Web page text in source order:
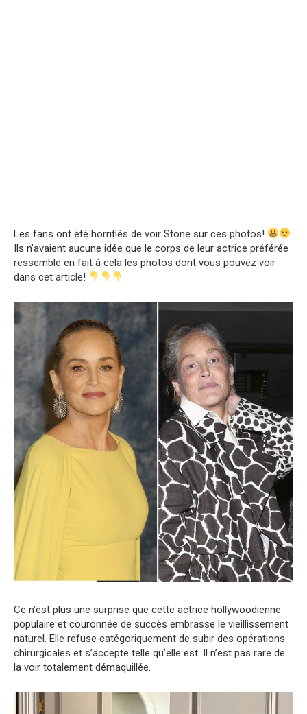
Les fans ont été horrifiés de voir Stone sur ces photos!
Ils n’avaient aucune idée que le corps de leur actrice préférée
ressemble en fait à cela les photos dont vous pouvez voir
dans cet article!
Ce n’est plus une surprise que cette actrice hollywoodienne
populaire et couronnée de succès embrasse le vieillissement
naturel. Elle refuse catégoriquement de subir des opérations
chirurgicales et s’accepte telle qu’elle est. Il n’est pas rare de
la voir totalement démaquillée.